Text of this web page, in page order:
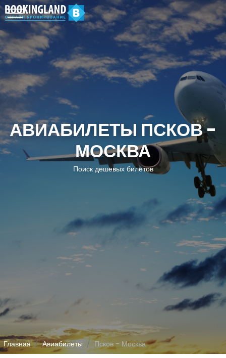
АВИАБИЛЕТЫ ПСКОВ -
МОСКВА
Поиск дешевых билетов
Главная Авиабилеты Псков - Москва